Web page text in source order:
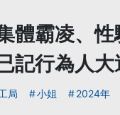
體霸凌、
記行為人大
局 小姐 2024年